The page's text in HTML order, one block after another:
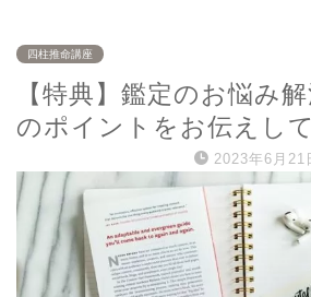
四柱推命講座
【特典】鑑定のお悩み
のポイントをお伝えし
2023年6月21